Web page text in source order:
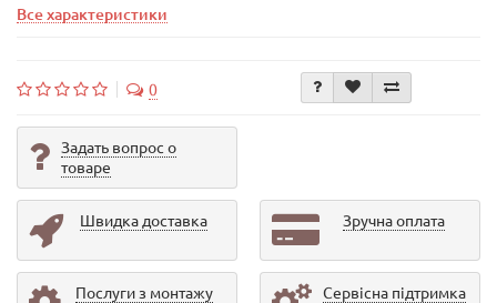
Все характеристики
0
Задать вопрос о
товаре
Швидка доставка Зручна оплата
Послуги з монтажу Сервісна підтримка